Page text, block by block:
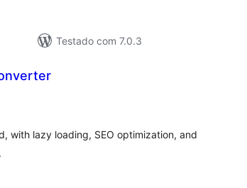
Testado com 7.0.3
with lazy loading, SEO optimization, and